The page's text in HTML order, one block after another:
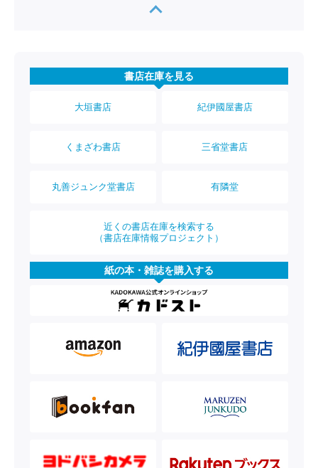
書店在庫を見る
大垣書店 紀伊國屋書店
くまざわ書店 三省堂書店
丸善ジュンク堂書店 有隣堂
近くの書店在庫を検索する
（書店在庫情報プロジェクト）
紙の本・雑誌を購入する